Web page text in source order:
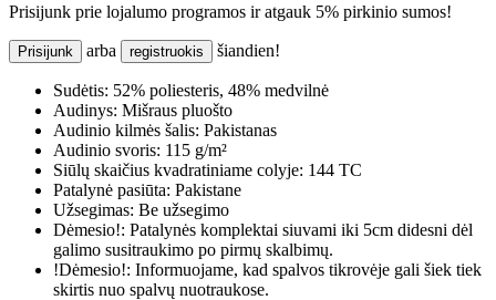
Prisijunk prie lojalumo programos ir atgauk 5% pirkinio sumos!
Prisijunk arba registruokis šiandien!
Sudėtis: 52% poliesteris, 48% medvilnė
Audinys: Mišraus pluošto
Audinio kilmės šalis: Pakistanas
Audinio svoris: 115 g/m²
Siūlų skaičius kvadratiniame colyje: 144 TC
Patalynė pasiūta: Pakistane
Užsegimas: Be užsegimo
Dėmesio!: Patalynės komplektai siuvami iki 5cm didesni dėl
galimo susitraukimo po pirmų skalbimų.
!Dėmesio!: Informuojame, kad spalvos tikrovėje gali šiek tiek
skirtis nuo spalvų nuotraukose.